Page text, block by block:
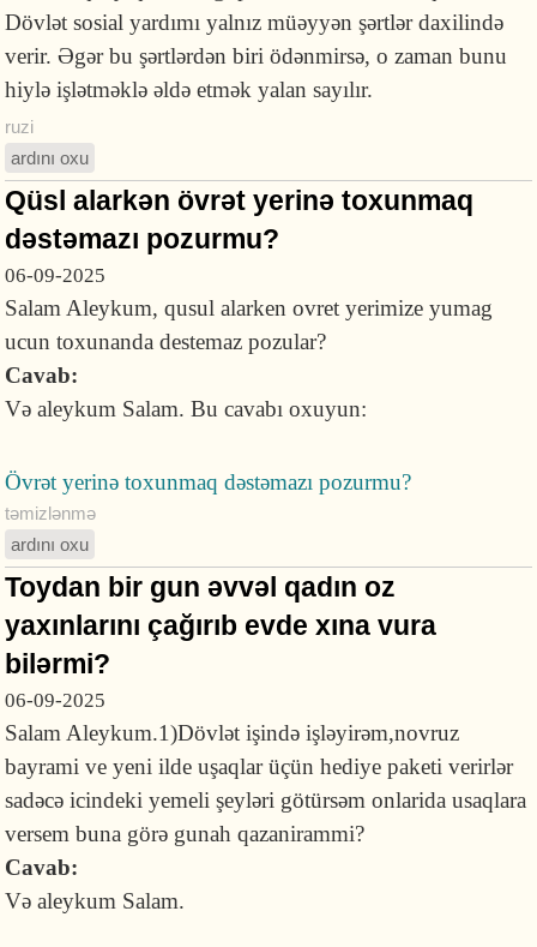
Dövlət sosial yardımı yalnız müəyyən şərtlər daxilində
verir. Əgər bu şərtlərdən biri ödənmirsə, o zaman bunu
hiylə işlətməklə əldə etmək yalan sayılır.
ruzi
ardını oxu
Qüsl alarkən övrət yerinə toxunmaq
dəstəmazı pozurmu?
06-09-2025
Salam Aleykum, qusul alarken ovret yerimize yumag
ucun toxunanda destemaz pozular?
Cavab:
Və aleykum Salam. Bu cavabı oxuyun:
Övrət yerinə toxunmaq dəstəmazı pozurmu?
təmizlənmə
ardını oxu
Toydan bir gun əvvəl qadın oz
yaxınlarını çağırıb evde xına vura
bilərmi?
06-09-2025
Salam Aleykum.1)Dövlət işində işləyirəm,novruz
bayrami ve yeni ilde uşaqlar üçün hediye paketi verirlər
sadəcə icindeki yemeli şeyləri götürsəm onlarida usaqlara
versem buna görə gunah qazanirammi?
Cavab:
Və aleykum Salam.